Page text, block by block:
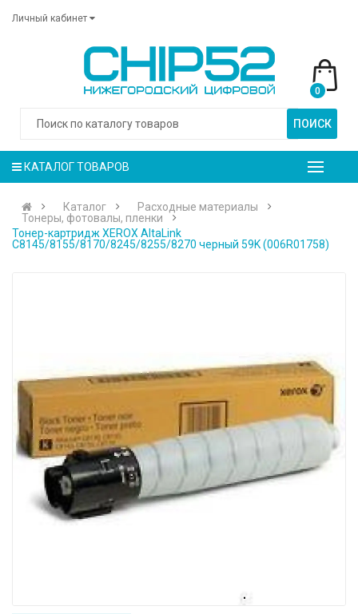
Личный кабинет
ПОИСК
0
КАТАЛОГ ТОВАРОВ
Каталог
Расходные материалы
Тонеры, фотовалы, пленки
Тонер-картридж XEROX AltaLink
C8145/8155/8170/8245/8255/8270 черный 59K (006R01758)